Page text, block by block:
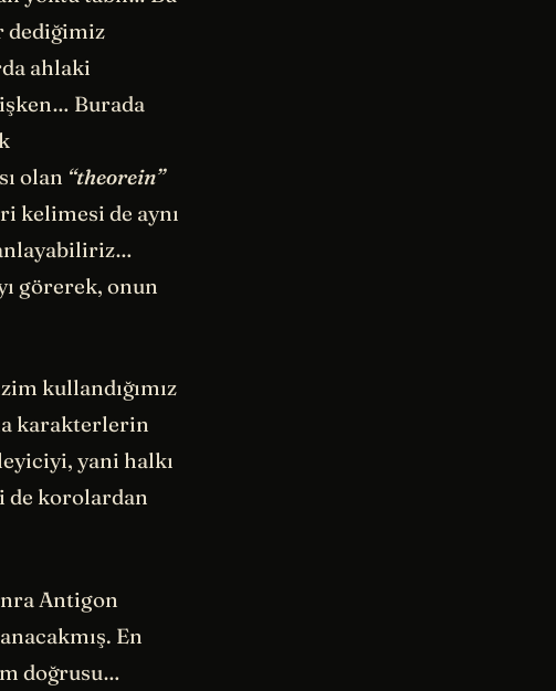
dediğimiz
ahlaki
Burada
olan “theorein”
kelimesi de aynı
görerek, onun
kullandığımız
karakterlerin
yani halkı
de korolardan
Antigon
En
doğrusu…